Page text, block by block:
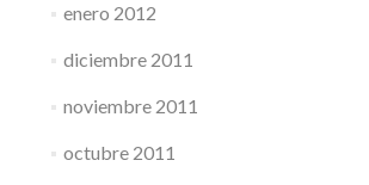
enero 2012
diciembre 2011
noviembre 2011
octubre 2011